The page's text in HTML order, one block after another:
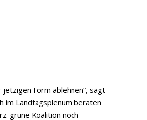
Form ablehnen“, sagt
im Landtagsplenum beraten
grüne Koalition noch